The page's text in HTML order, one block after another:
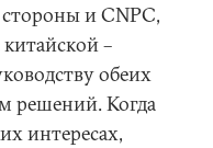
и CNPC,
–
обеих
решений. Когда
интересах,